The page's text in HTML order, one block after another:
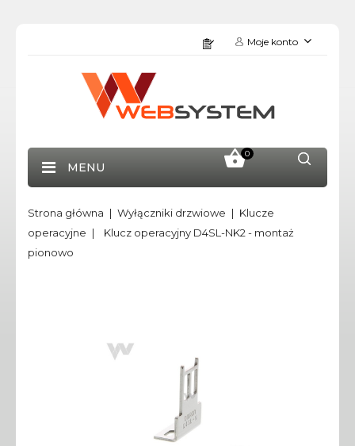
Moje konto
0
MENU
Strona główna Wyłączniki drzwiowe
Klucze
operacyjne
Klucz operacyjny D4SL-NK2 - montaż
pionowo